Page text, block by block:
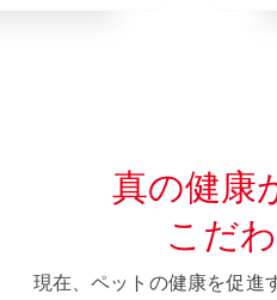
真の健康
こだ
現在、ペットの健康を促進